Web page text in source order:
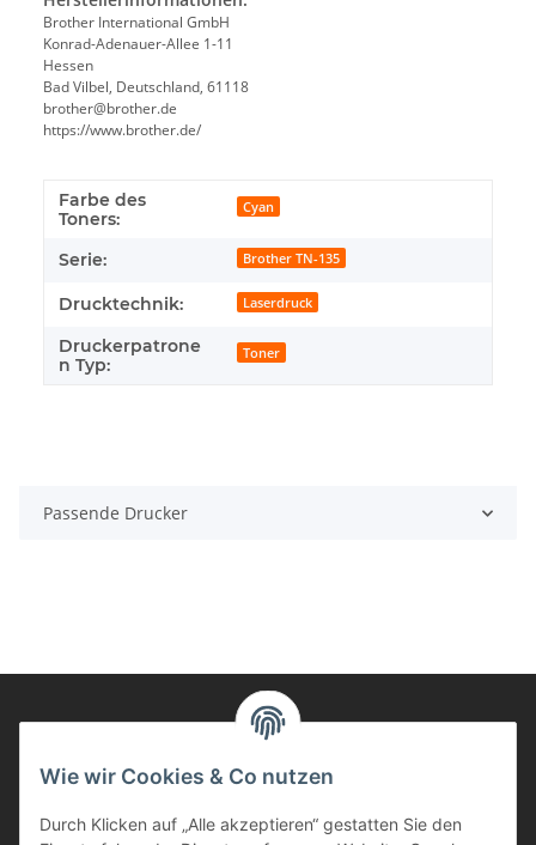
Brother International GmbH
Konrad-Adenauer-Allee 1-11
Hessen
Bad Vilbel, Deutschland, 61118
brother@brother.de
https://www.brother.de/
Farbe des
Toners:
Cyan
Serie: Brother TN-135
Drucktechnik: Laserdruck
Druckerpatrone
n Typ:
Toner
Passende Drucker
Informationen
Kunden Service
Wie wir Cookies & Co nutzen
Durch Klicken auf „Alle akzeptieren“ gestatten Sie den